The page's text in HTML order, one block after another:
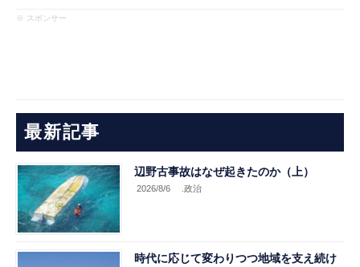
※ スポンサー
最新記事
辺野古事故はなぜ起きたのか（上）
2026/8/6 .政治
時代に応じて変わりつつ地域を支え続け